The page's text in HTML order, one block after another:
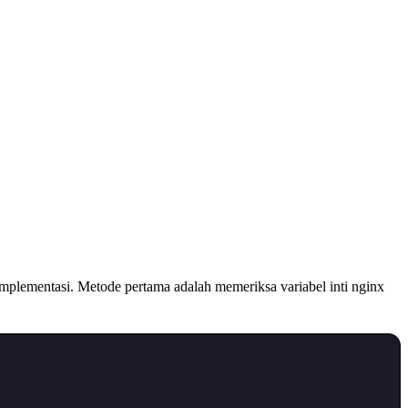
Metode pertama adalah memeriksa variabel inti nginx